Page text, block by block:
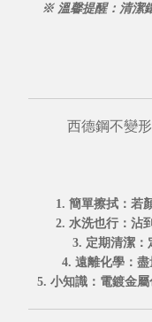
※ 溫馨提醒：清潔
西德鋼不變
1. 簡單擦拭：若
2. 水洗也行：沾
3. 定期清潔：
4. 遠離化學：盡
5. 小知識：電鍍金屬